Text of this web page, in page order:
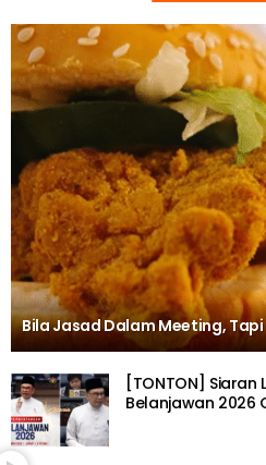
Bila Jasad Dalam Meeting,
[TONTON]
Belanjawan 2026